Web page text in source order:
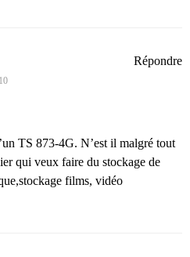
TS 873-4G. N’est il malgré tout
qui veux faire du stockage de
films, vidéo
Répondre